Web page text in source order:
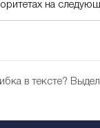
на
в тексте?